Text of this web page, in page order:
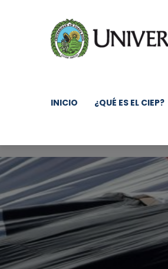
INICIO ¿QUÉ ES EL CIEP?